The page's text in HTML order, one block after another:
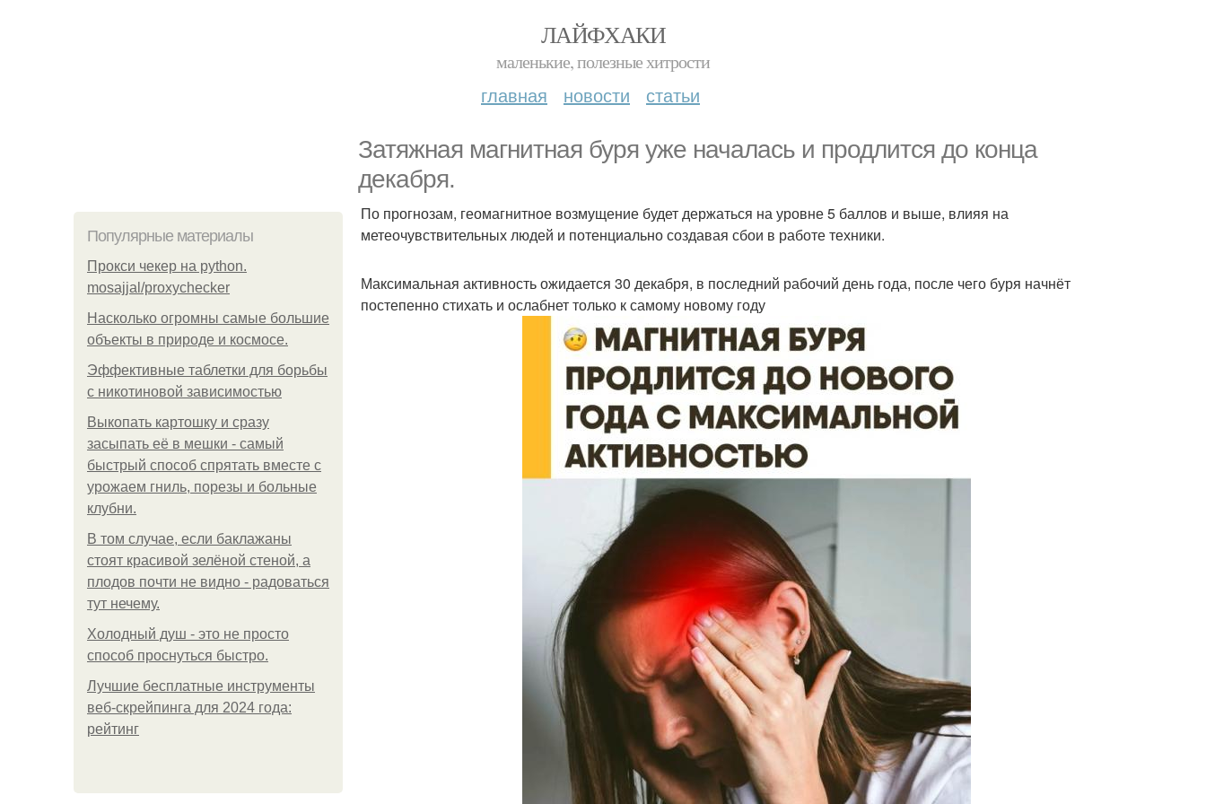
ЛАЙФХАКИ
маленькие, полезные хитрости
главная новости статьи
Затяжная магнитная буря уже началась и продлится до конца
декабря.
Популярные материалы
Прокси чекер на python.
mosajjal/proxychecker
Насколько огромны самые большие
объекты в природе и космосе.
Эффективные таблетки для борьбы
с никотиновой зависимостью
Выкопать картошку и сразу
засыпать её в мешки - самый
быстрый способ спрятать вместе с
урожаем гниль, порезы и больные
клубни.
В том случае, если баклажаны
стоят красивой зелёной стеной, а
плодов почти не видно - радоваться
тут нечему.
Холодный душ - это не просто
способ проснуться быстро.
Лучшие бесплатные инструменты
веб-скрейпинга для 2024 года:
рейтинг
По прогнозам, геомагнитное возмущение будет держаться на уровне 5 баллов и выше, влияя на
метеочувствительных людей и потенциально создавая сбои в работе техники.
Максимальная активность ожидается 30 декабря, в последний рабочий день года, после чего буря начнёт
постепенно стихать и ослабнет только к самому новому году